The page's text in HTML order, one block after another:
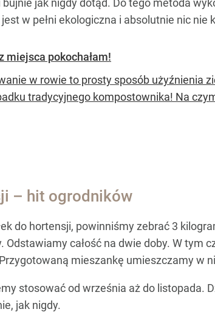
jak nigdy dotąd. Do tego metoda
w pełni ekologiczna i absolutnie nic nie
miejsca pokochałam!
w rowie to prosty sposób użyźnienia
tradycyjnego kompostownika! Na
– hit ogrodników
do hortensji, powinniśmy zebrać 3
całość na dwie doby. W tym
mieszankę umieszczamy w
stosować od września aż do listopada.
jak nigdy.